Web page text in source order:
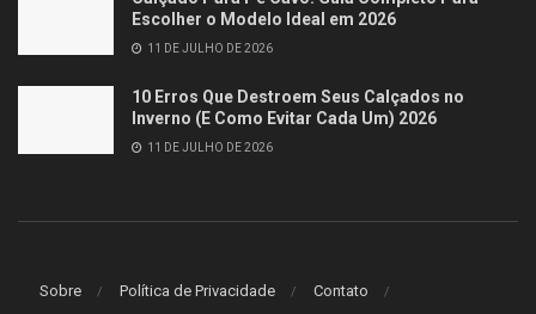
Escolher o Modelo Ideal em 2026
11 DE JULHO DE 2026
10 Erros Que Destroem Seus Calçados no
Inverno (E Como Evitar Cada Um) 2026
11 DE JULHO DE 2026
Sobre Política de Privacidade
Contato